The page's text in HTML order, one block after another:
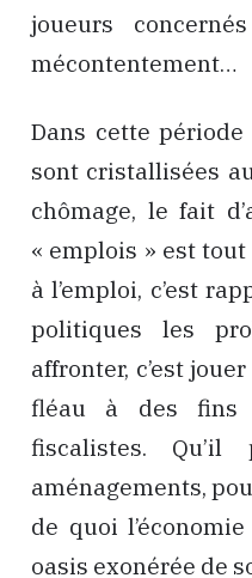
joueurs
mécontentement…
Dans cette
sont cristallisées
chômage, le fait
« emplois » est
à l’emploi, c’est
politiques les
affronter, c’est
fléau à des fins
fiscalistes.
aménagements,
de quoi
oasis exonérée de